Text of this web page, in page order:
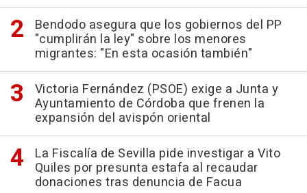
Bendodo asegura que los gobiernos del PP
"cumplirán la ley" sobre los menores
migrantes: "En esta ocasión también"
Victoria Fernández (PSOE) exige a Junta y
Ayuntamiento de Córdoba que frenen la
expansión del avispón oriental
La Fiscalía de Sevilla pide investigar a Vito
Quiles por presunta estafa al recaudar
donaciones tras denuncia de Facua